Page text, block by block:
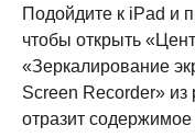
Подойдите к iPad и
чтобы открыть
«Зеркалирование
Screen Recorder»
отразит